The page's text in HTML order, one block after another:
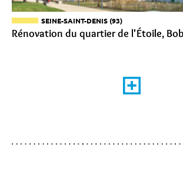
SEINE-SAINT-DENIS (93)
Rénovation du quartier de l'Étoile,